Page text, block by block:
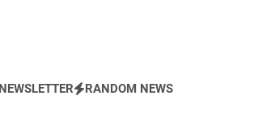
NEWSLETTER RANDOM NEWS